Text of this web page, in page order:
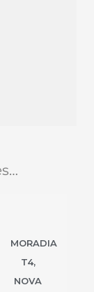
MORADIA
T4,
NOVA